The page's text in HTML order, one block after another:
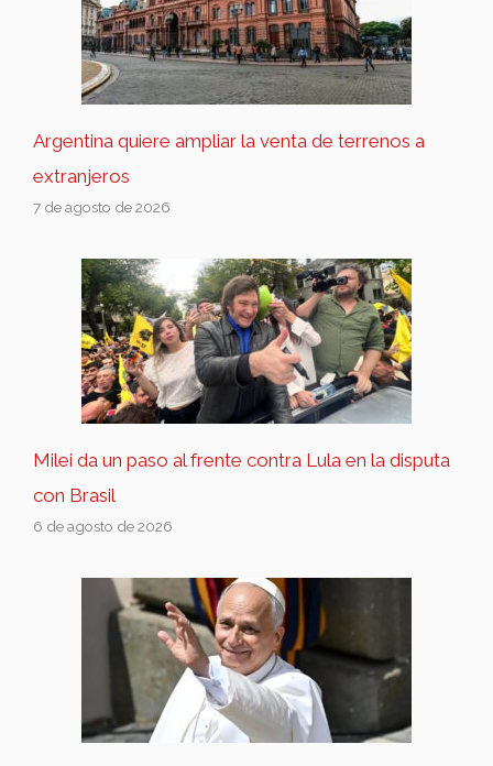
Argentina quiere ampliar la venta de terrenos a
extranjeros
7 de agosto de 2026
Milei da un paso al frente contra Lula en la disputa
con Brasil
6 de agosto de 2026